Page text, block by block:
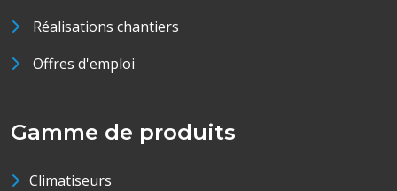
Réalisations chantiers
Offres d'emploi
Gamme de produits
Climatiseurs